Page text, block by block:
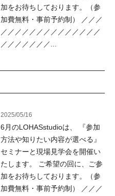
加をお待ちしております。（参
加費無料・事前予約制） ／／／
／／／／／／／／／／／／／／
／／／／／／／...
2025/05/16
6月のLOHASstudioは、 『参加
方法や知りたい内容が選べる』
セミナーと現場見学会を開催い
たします。 ご希望の回に、ご参
加をお待ちしております。（参
加費無料・事前予約制） ／／／